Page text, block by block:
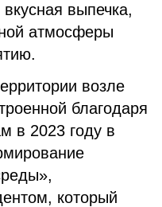
выпечка,
атмосферы
возле
благодаря
в 2023 году в
который